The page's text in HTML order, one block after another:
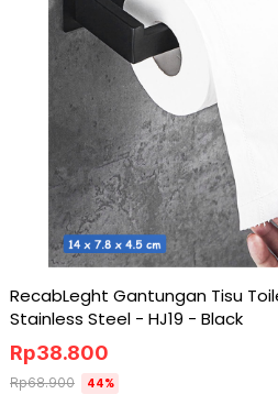
RecabLeght Gantungan Tisu
Stainless Steel - HJ19 - Black
Rp38.800
Rp68.900 44%